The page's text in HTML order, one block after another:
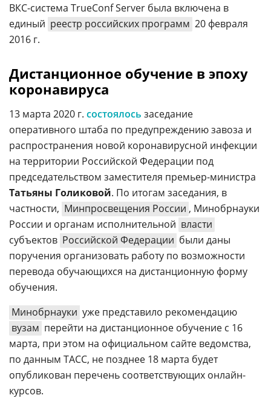
ВКС-система TrueConf Server была включена в
единый реестр российских программ 20 февраля
2016 г.
Дистанционное обучение в эпоху
коронавируса
13 марта 2020 г. состоялось заседание
оперативного штаба по предупреждению завоза и
распространения новой коронавирусной инфекции
на территории Российской Федерации под
председательством заместителя премьер-министра
Татьяны Голиковой. По итогам заседания, в
частности, Минпросвещения России , Минобрнауки
России и органам исполнительной власти
субъектов Российской Федерации были даны
поручения организовать работу по возможности
перевода обучающихся на дистанционную форму
обучения.
Минобрнауки уже представило рекомендацию
вузам перейти на дистанционное обучение с 16
марта, при этом на официальном сайте ведомства,
по данным ТАСС, не позднее 18 марта будет
опубликован перечень соответствующих онлайн-
курсов.